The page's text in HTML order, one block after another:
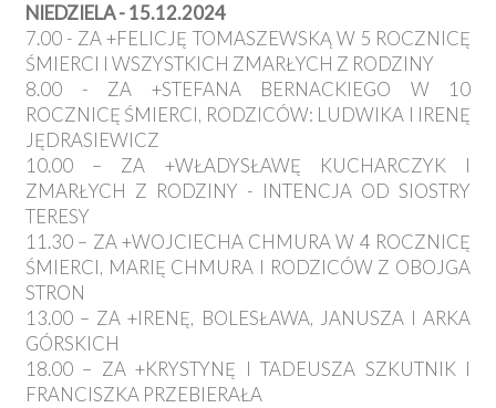
Galeria
Nowy
Staw
Kapituła
Kolegiacka
Polecane
strony
Ochrona
Małoletnich
NIEDZIELA - 15.12.2024
7.00 - ZA +FELICJĘ TOMASZEWSKĄ W 5 ROCZNICĘ
ŚMIERCI I WSZYSTKICH ZMARŁYCH Z RODZINY
8.00 - ZA +STEFANA BERNACKIEGO W 10
ROCZNICĘ ŚMIERCI, RODZICÓW: LUDWIKA I IRENĘ
JĘDRASIEWICZ
10.00 – ZA +WŁADYSŁAWĘ KUCHARCZYK I
ZMARŁYCH Z RODZINY - INTENCJA OD SIOSTRY
TERESY
11.30 – ZA +WOJCIECHA CHMURA W 4 ROCZNICĘ
ŚMIERCI, MARIĘ CHMURA I RODZICÓW Z OBOJGA
STRON
13.00 – ZA +IRENĘ, BOLESŁAWA, JANUSZA I ARKA
GÓRSKICH
18.00 – ZA +KRYSTYNĘ I TADEUSZA SZKUTNIK I
FRANCISZKA PRZEBIERAŁA